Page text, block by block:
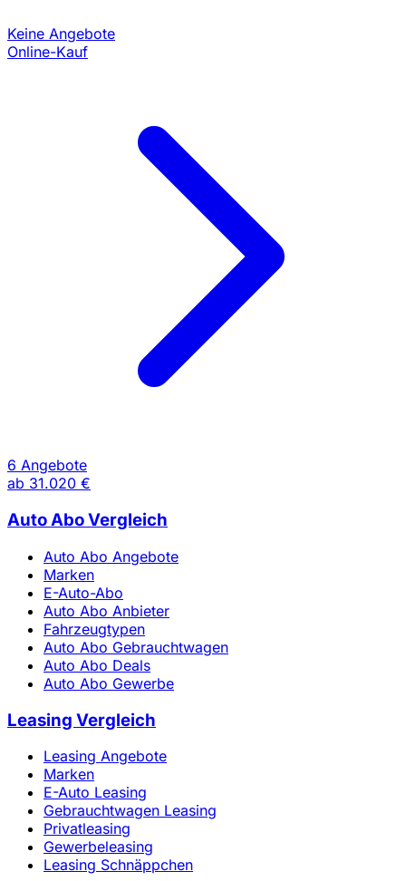
Keine Angebote
Online-Kauf
6 Angebote
ab 31.020 €
Auto Abo Vergleich
Auto Abo Angebote
Marken
E-Auto-Abo
Auto Abo Anbieter
Fahrzeugtypen
Auto Abo Gebrauchtwagen
Auto Abo Deals
Auto Abo Gewerbe
Leasing Vergleich
Leasing Angebote
Marken
E-Auto Leasing
Gebrauchtwagen Leasing
Privatleasing
Gewerbeleasing
Leasing Schnäppchen